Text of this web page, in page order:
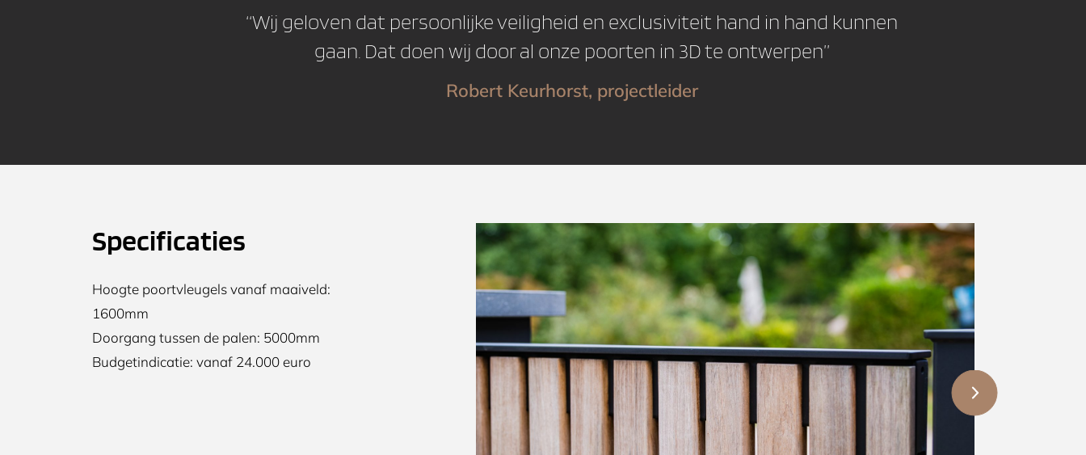
‘‘Wij geloven dat persoonlijke veiligheid en exclusiviteit hand in hand kunnen
gaan. Dat doen wij door al onze poorten in 3D te ontwerpen’’
Robert Keurhorst, projectleider
Specificaties
Hoogte poortvleugels vanaf maaiveld:
1600mm
Doorgang tussen de palen: 5000mm
Budgetindicatie: vanaf 24.000 euro